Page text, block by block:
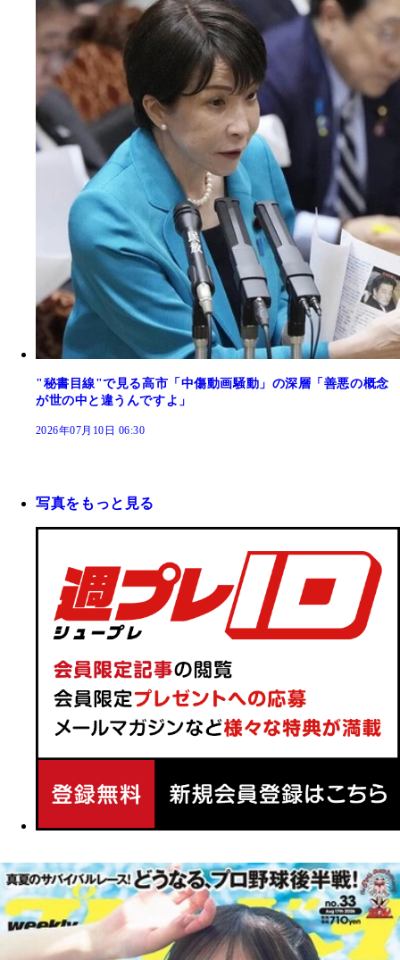
"秘書目線"で見る高市「中傷動画騒動」の深層「善悪の概念
が世の中と違うんですよ」
2026年07月10日 06:30
写真をもっと見る